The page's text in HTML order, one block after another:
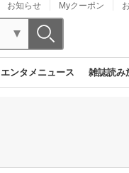
お知らせ Myクーポン
エンタメニュース 雑誌読み